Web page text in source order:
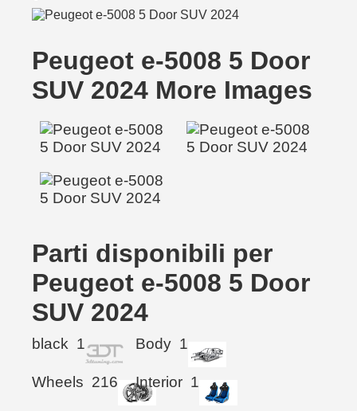
Peugeot e-5008 5 Door
SUV 2024 More Images
Parti disponibili per
Peugeot e-5008 5 Door
SUV 2024
black 1 Body 1
Wheels 216 Interior 1